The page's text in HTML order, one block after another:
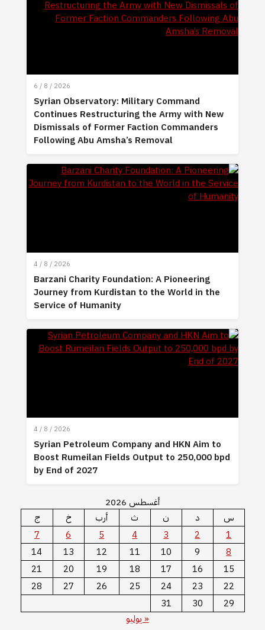
6 / 8 / 2026
Syrian Observatory: Military Command
Continues Restructuring the Army with New
Dismissals of Former Faction Commanders
Following Abu Amsha’s Removal
4 / 8 / 2026
Barzani Charity Foundation: A Pioneering
Journey from Kurdistan to the World in the
Service of Humanity
4 / 8 / 2026
Syrian Petroleum Company and HKN Aim to
Boost Rumeilan Fields Output to 250,000 bpd
by End of 2027
أغسطس 2026
س
د ن ث أرب خ
ج
1
2
3
4
5
6
7
8
9
10
11
12
13
14
15
16
17
18
19
20
21
22
23
24
25
26
27
28
29
30
31
« يوليو